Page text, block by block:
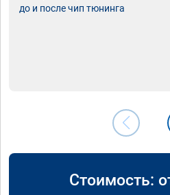
до и после чип тюнинга
Стоимость: